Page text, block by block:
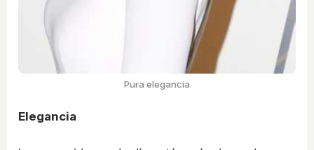
Pura elegancia
Elegancia